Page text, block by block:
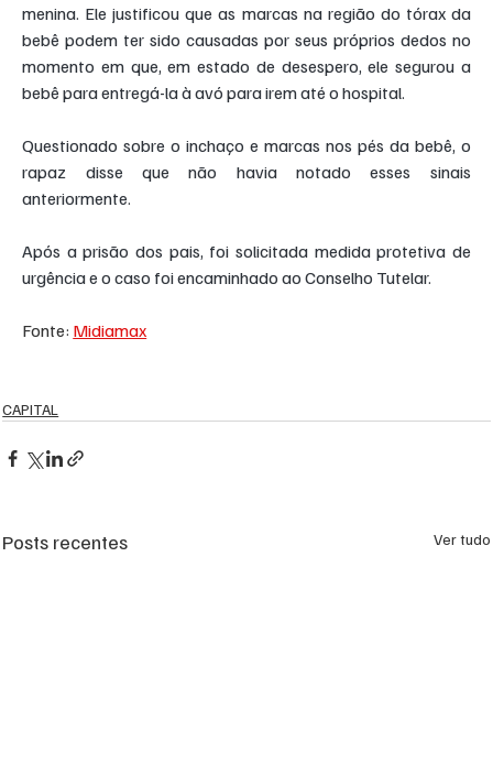
menina. Ele justificou que as marcas na região do tórax da
bebê podem ter sido causadas por seus próprios dedos no
momento em que, em estado de desespero, ele segurou a
bebê para entregá-la à avó para irem até o hospital.
Questionado sobre o inchaço e marcas nos pés da bebê, o
rapaz disse que não havia notado esses sinais
anteriormente.
Após a prisão dos pais, foi solicitada medida protetiva de
urgência e o caso foi encaminhado ao Conselho Tutelar.
Fonte: Midiamax
CAPITAL
Posts recentes Ver tudo